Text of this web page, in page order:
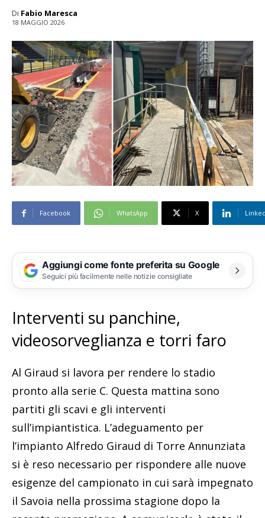
Di Fabio Maresca
18 MAGGIO 2026
Facebook WhatsApp X
Aggiungi come fonte preferita su Google
Seguici più facilmente nelle notizie consigliate
Interventi su panchine,
videosorveglianza e torri faro
Al Giraud si lavora per rendere lo stadio
pronto alla serie C. Questa mattina sono
partiti gli scavi e gli interventi
sull’impiantistica. L’adeguamento per
l’impianto Alfredo Giraud di Torre Annunziata
si è reso necessario per rispondere alle nuove
esigenze del campionato in cui sarà impegnato
il Savoia nella prossima stagione dopo la